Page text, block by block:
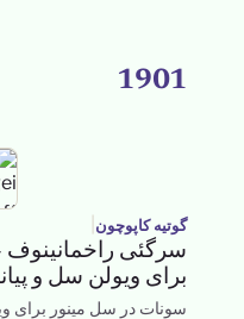
1901
گوتیه کاپوچون
سرگئی راخمانینوف
برای ویولن سل و
سونات در سل مینور برای